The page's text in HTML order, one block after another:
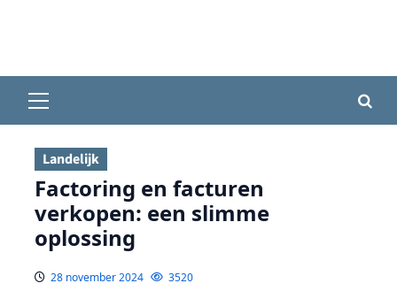
menu
Landelijk
Factoring en facturen
verkopen: een slimme
oplossing
28 november 2024 3520